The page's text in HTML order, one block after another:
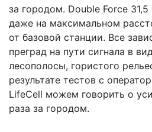
за городом. Double Force
даже на максимальном
от базовой станции. Все
преград на пути сигнала в
лесополосы, гористого
результате тестов с
LifeCell можем говорить о
раза за городом.